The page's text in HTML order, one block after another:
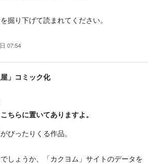
掘り下げて読まれてください。
07:54
」コミック化
ちらに置いてありますよ。
ぴったりくる作品。
しょうか、「カクヨム」サイトのデータを